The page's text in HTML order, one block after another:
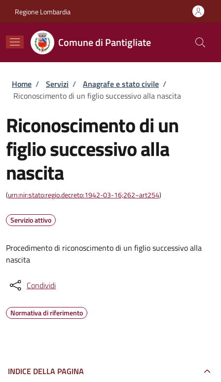
Regione Lombardia
Comune di Pantigliate
Briciole di pane
Home / Servizi / Anagrafe e stato civile /
Riconoscimento di un figlio successivo alla nascita
Riconoscimento di un
figlio successivo alla
nascita
(urn:nir:stato:regio.decreto:1942-03-16;262~art254)
Servizio attivo
Procedimento di riconoscimento di un figlio successivo alla
nascita
Condividi
Normativa di riferimento
INDICE DELLA PAGINA